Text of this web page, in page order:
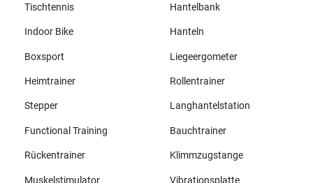
Tischtennis Hantelbank
Indoor Bike Hanteln
Boxsport Liegeergometer
Heimtrainer Rollentrainer
Stepper Langhantelstation
Functional Training Bauchtrainer
Rückentrainer Klimmzugstange
Muskelstimulator Vibrationsplatte